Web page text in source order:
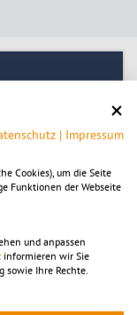
| Impressum
Cookies), um die Seite
Funktionen der Webseite
und anpassen
informieren wir Sie
sowie Ihre Rechte.